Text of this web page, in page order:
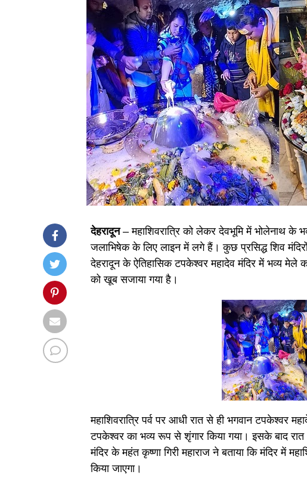
देहरादून– महाशिवरात्रि को लेकर देवभूमि में भोलेनाथ के
जलाभिषेक के लिए लाइन में लगे हैं। कुछ प्रसिद्ध शिव
देहरादून के ऐतिहासिक टपकेश्वर महादेव मंदिर में भव्य मेले
को खूब सजाया गया है।
महाशिवरात्रि पर्व पर आधी रात से ही भगवान टपकेश्वर
टपकेश्वर का भव्य रूप से शृंगार किया गया। इसके बाद
मंदिर के महंत कृष्णा गिरी महाराज ने बताया कि मंदिर में
किया जाएगा।